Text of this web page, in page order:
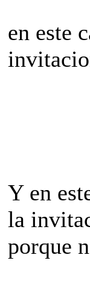
en este
Y en
la
porque